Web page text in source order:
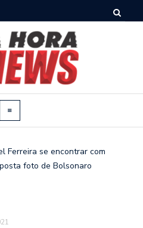
Ferreira se encontrar com
foto de Bolsonaro